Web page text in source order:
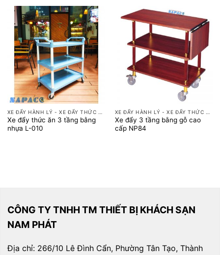
4.550.000 ₫.
XE ĐẨY HÀNH LÝ - XE ĐẨY THỨC ĂN
Xe đẩy thức ăn 3 tầng bằng
nhựa L-010
XE ĐẨY HÀNH LÝ - XE ĐẨY THỨC ĂN
Xe đẩy 3 tầng bằng gỗ cao
cấp NP84
CÔNG TY TNHH TM THIẾT BỊ KHÁCH SẠN
NAM PHÁT
Địa chỉ: 266/10 Lê Đình Cẩn, Phường Tân Tạo, Thành